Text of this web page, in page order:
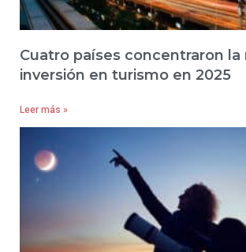
Cuatro países concentraron
inversión en turismo en 2025
Leer más »